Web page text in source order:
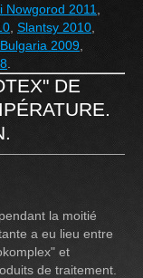
Nowgorod 2011,
, Slantsy 2010,
2009,
.
DE
la moitié
a eu lieu entre
et
de traitement.